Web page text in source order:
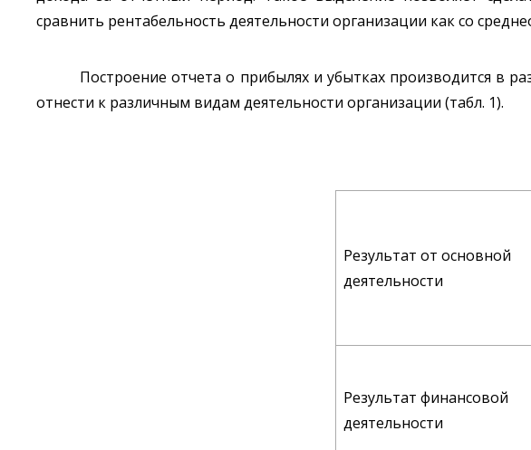
сравнить рентабельность деятельности организации как со
Построение отчета о прибылях и убытках производится в
отнести к различным видам деятельности организации (табл. 1).
Результат от основной
деятельности
Результат финансовой
деятельности